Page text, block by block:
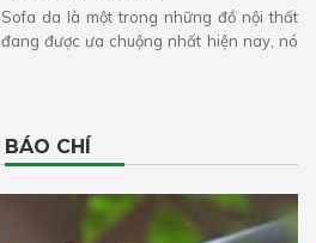
Sofa da là một trong những đồ nội thất
đang được ưa chuộng nhất hiện nay, nó
bụi …
BÁO CHÍ